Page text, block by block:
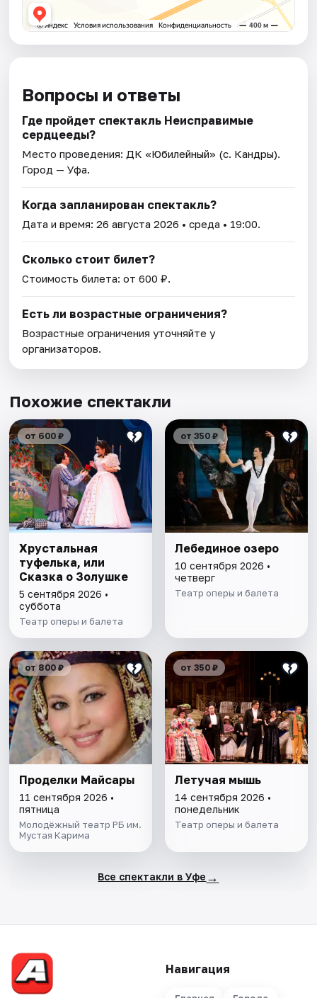
Вопросы и ответы
Где пройдет спектакль Неисправимые
сердцееды?
Место проведения: ДК «Юбилейный» (с. Кандры).
Город — Уфа.
Когда запланирован спектакль?
Дата и время:26 августа 2026 • среда • 19:00.
Сколько стоит билет?
Стоимость билета: от 600 ₽.
Есть ли возрастные ограничения?
Возрастные ограничения уточняйте у
организаторов.
Похожие спектакли
от 600 ₽
Хрустальная
туфелька, или
Cказка о Золушке
5 сентября 2026 •
суббота
Театр оперы и балета
от 350 ₽
Лебединое озеро
10 сентября 2026 •
четверг
Театр оперы и балета
от 800 ₽
Проделки Майсары
11 сентября 2026 •
пятница
Молодёжный театр РБ им.
Мустая Карима
от 350 ₽
Летучая мышь
14 сентября 2026 •
понедельник
Театр оперы и балета
Все спектакли в Уфе →
Навигация